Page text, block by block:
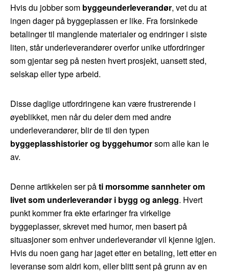
Hvis du jobber som byggeunderleverandør, vet du at
ingen dager på byggeplassen er like. Fra forsinkede
betalinger til manglende materialer og endringer i siste
liten, står underleverandører overfor unike utfordringer
som gjentar seg på nesten hvert prosjekt, uansett sted,
selskap eller type arbeid.
Disse daglige utfordringene kan være frustrerende i
øyeblikket, men når du deler dem med andre
underleverandører, blir de til den typen
byggeplasshistorier og byggehumorsom alle kan le
av.
Denne artikkelen ser påti morsomme sannheter om
livet som underleverandør i bygg og anlegg. Hvert
punkt kommer fra ekte erfaringer fra virkelige
byggeplasser, skrevet med humor, men basert på
situasjoner som enhver underleverandør vil kjenne igjen.
Hvis du noen gang har jaget etter en betaling, lett etter en
leveranse som aldri kom, eller blitt sent på grunn av en